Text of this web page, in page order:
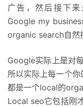
广告，然后接下
Google my
organic search自然
Google实际上是对
所以实际上每一个
都是一个local的
Local seo它包括刚